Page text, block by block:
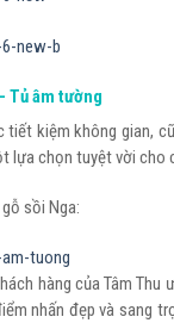
Tủ âm tường
tiết kiệm không gian,
lựa chọn tuyệt vời cho
sồi Nga:
hàng của Tâm Thu
nhấn đẹp và sang